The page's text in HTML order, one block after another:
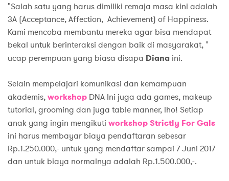
"Salah satu yang harus dimiliki remaja masa kini adalah
3A (Acceptance, Affection, Achievement) of Happiness.
Kami mencoba membantu mereka agar bisa mendapat
bekal untuk berinteraksi dengan baik di masyarakat, "
ucap perempuan yang biasa disapa Diana ini.
Selain mempelajari komunikasi dan kemampuan
akademis,workshop DNA Ini juga ada games, makeup
tutorial, grooming dan juga table manner, lho! Setiap
anak yang ingin mengikuti workshop Strictly For Gals
ini harus membayar biaya pendaftaran sebesar
Rp.1.250.000,- untuk yang mendaftar sampai 7 Juni 2017
dan untuk biaya normalnya adalah Rp.1.500.000,-.